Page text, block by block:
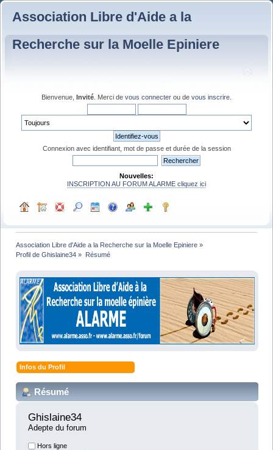
Association Libre d'Aide a la
Recherche sur la Moelle Epiniere
Bienvenue, Invité . Merci de vous connecter ou de vous inscrire
Connexion avec identifiant, mot de passe et durée de la session
Nouvelles:
INSCRIPTION AU FORUM ALARME cliquez ici
Association Libre d'Aide a la Recherche sur la Moelle Epiniere »
Profil de Ghislaine34 » Résumé
Infos du Profil
Résumé
Ghislaine34
Adepte du forum
Hors ligne